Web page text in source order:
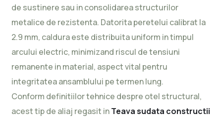
de sustinere sau in consolidarea structurilor
metalice de rezistenta. Datorita peretelui calibrat la
2.9 mm, caldura este distribuita uniform in timpul
arcului electric, minimizand riscul de tensiuni
remanente in material, aspect vital pentru
integritatea ansamblului pe termen lung.
Conform definitiilor tehnice despre otel structural,
acest tip de aliaj regasit inTeava sudata constructii